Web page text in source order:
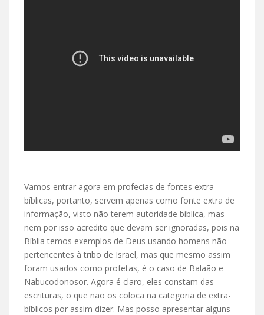
Vamos entrar agora em profecias de fontes extra-
bíblicas, portanto, servem apenas como fonte extra de
informação, visto não terem autoridade bíblica, mas
nem por isso acredito que devam ser ignoradas, pois na
Bíblia temos exemplos de Deus usando homens não
pertencentes à tribo de Israel, mas que mesmo assim
foram usados como profetas, é o caso de Balaão e
Nabucodonosor. Agora é claro, eles constam das
escrituras, o que não os coloca na categoria de extra-
bíblicos por assim dizer. Mas posso apresentar alguns